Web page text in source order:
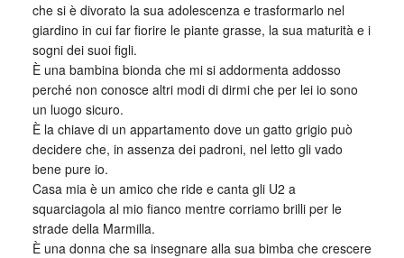
che si è divorato la sua adolescenza e trasformarlo nel
giardino in cui far fiorire le piante grasse, la sua maturità e i
sogni dei suoi figli.
È una bambina bionda che mi si addormenta addosso
perché non conosce altri modi di dirmi che per lei io sono
un luogo sicuro.
È la chiave di un appartamento dove un gatto grigio può
decidere che, in assenza dei padroni, nel letto gli vado
bene pure io.
Casa mia è un amico che ride e canta gli U2 a
squarciagola al mio fianco mentre corriamo brilli per le
strade della Marmilla.
È una donna che sa insegnare alla sua bimba che crescere